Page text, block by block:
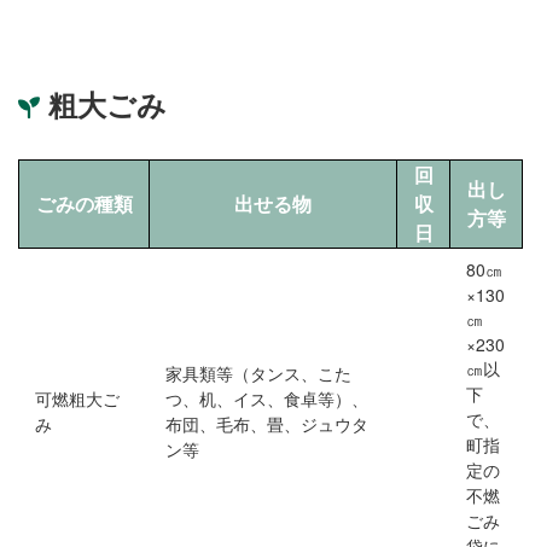
粗大ごみ
ごみの種類 出せる物
回
収
日
出し
方等
可燃粗大ご
み
家具類等（タンス、こた
つ、机、イス、食卓等）、
布団、毛布、畳、ジュウタ
ン等
80㎝
×130
㎝
×230
㎝以
下
で、
町指
定の
不燃
ごみ